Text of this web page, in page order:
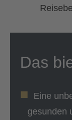
Das
Eine
gesunden